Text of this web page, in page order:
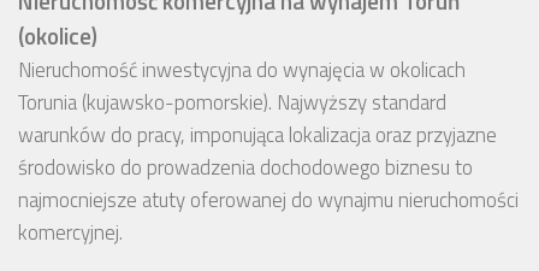
(okolice)
Nieruchomość inwestycyjna do wynajęcia w okolicach
Torunia (kujawsko-pomorskie). Najwyższy standard
warunków do pracy, imponująca lokalizacja oraz przyjazne
środowisko do prowadzenia dochodowego biznesu to
najmocniejsze atuty oferowanej do wynajmu nieruchomości
komercyjnej.